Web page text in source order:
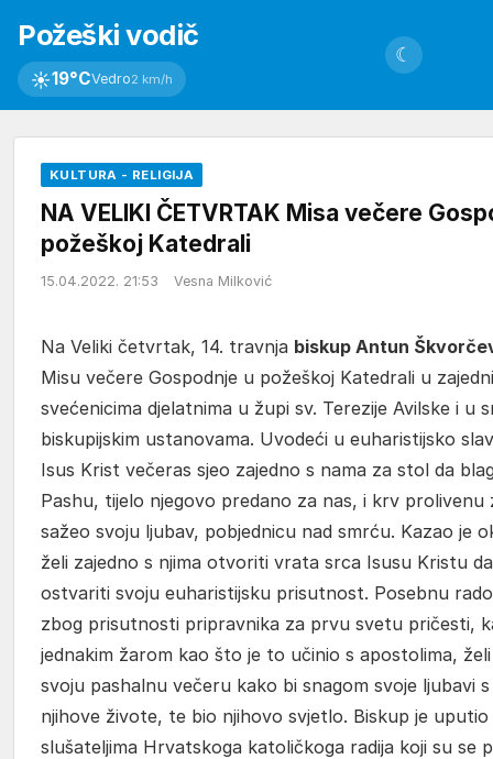
Požeški vodič
☀19°CVedro2 km/h
☾
KULTURA - RELIGIJA
NA VELIKI ČETVRTAK Misa večere
požeškoj Katedrali
15.04.2022. 21:53 Vesna Milković
Na Veliki četvrtak, 14. travnja biskup Antun
Misu večere Gospodnje u požeškoj Katedrali u
svećenicima djelatnima u župi sv. Terezije Avilske i u
biskupijskim ustanovama. Uvodeći u euharistijsko
Isus Krist večeras sjeo zajedno s nama za stol da
Pashu, tijelo njegovo predano za nas, i krv prolivenu
sažeo svoju ljubav, pobjednicu nad smrću. Kazao je
želi zajedno s njima otvoriti vrata srca Isusu Kristu
ostvariti svoju euharistijsku prisutnost. Posebnu
zbog prisutnosti pripravnika za prvu svetu pričesti,
jednakim žarom kao što je to učinio s apostolima,
svoju pashalnu večeru kako bi snagom svoje ljubavi
njihove živote, te bio njihovo svjetlo. Biskup je
slušateljima Hrvatskoga katoličkoga radija koji su se